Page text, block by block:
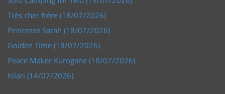
Très cher frère (18/07/2026)
Princesse Sarah (18/07/2026)
Golden Time (18/07/2026)
Peace Maker Kurogane (18/07/2026)
Kilari (14/07/2026)